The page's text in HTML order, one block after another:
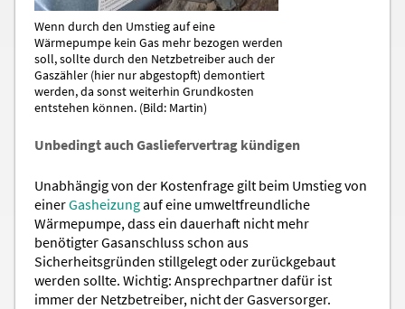
Wenn durch den Umstieg auf eine
Wärmepumpe kein Gas mehr bezogen werden
soll, sollte durch den Netzbetreiber auch der
Gaszähler (hier nur abgestopft) demontiert
werden, da sonst weiterhin Grundkosten
entstehen können. (Bild: Martin)
Unbedingt auch Gasliefervertrag kündigen
Unabhängig von der Kostenfrage gilt beim Umstieg von
einerGasheizungauf eine umweltfreundliche
Wärmepumpe, dass ein dauerhaft nicht mehr
benötigter Gasanschluss schon aus
Sicherheitsgründen stillgelegt oder zurückgebaut
werden sollte. Wichtig: Ansprechpartner dafür ist
immer der Netzbetreiber, nicht der Gasversorger.